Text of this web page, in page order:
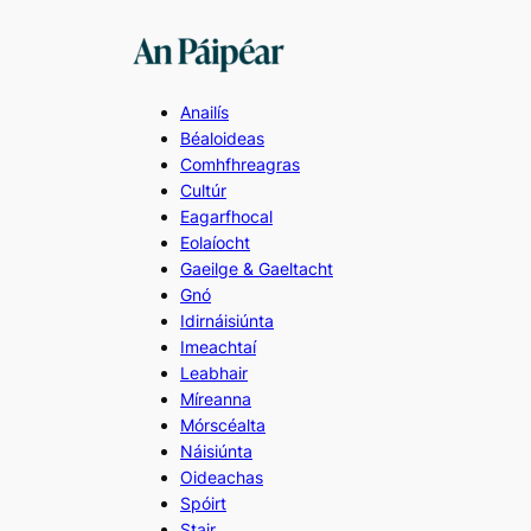
Anailís
Béaloideas
Comhfhreagras
Cultúr
Eagarfhocal
Eolaíocht
Gaeilge & Gaeltacht
Gnó
Idirnáisiúnta
Imeachtaí
Leabhair
Míreanna
Mórscéalta
Náisiúnta
Oideachas
Spóirt